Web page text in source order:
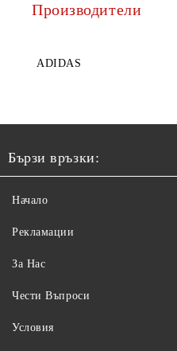
Производители
ADIDAS
Бързи връзки:
Начало
Рекламации
За Нас
Чести Въпроси
Условия